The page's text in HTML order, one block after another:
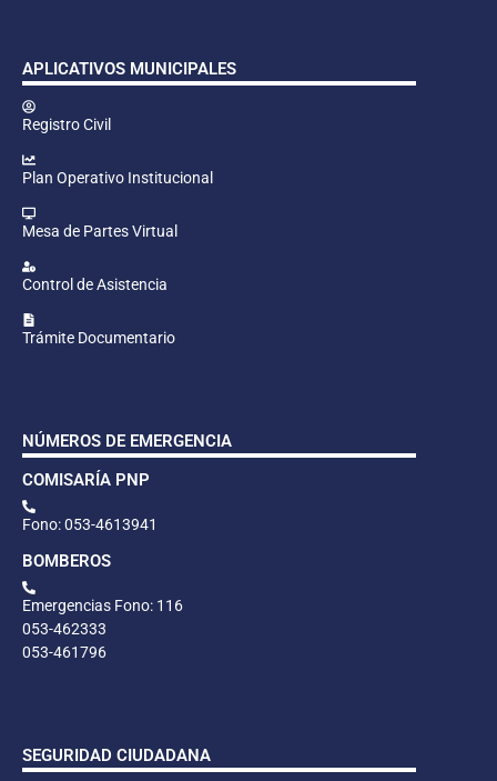
APLICATIVOS MUNICIPALES
Registro Civil
Plan Operativo Institucional
Mesa de Partes Virtual
Control de Asistencia
Trámite Documentario
NÚMEROS DE EMERGENCIA
COMISARÍA PNP
Fono: 053-4613941
BOMBEROS
Emergencias Fono: 116
053-462333
053-461796
SEGURIDAD CIUDADANA